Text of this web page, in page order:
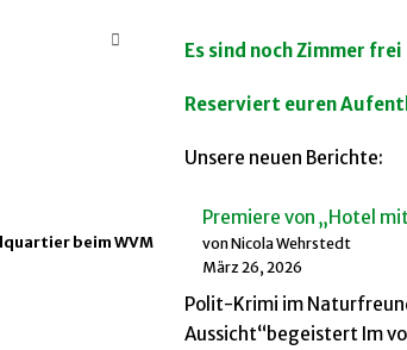
beim WVM
Es sind noch Zimmer
Reserviert euren
Unsere neuen Berichte:
Premiere von „Hotel
von Nicola Wehrstedt
März 26, 2026
Polit-Krimi im
Aussicht“begeistert Im